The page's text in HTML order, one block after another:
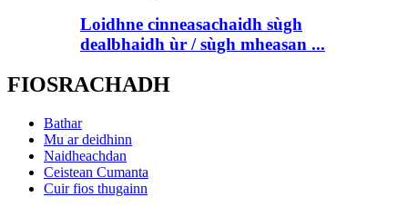
Loidhne cinneasachaidh sùgh
dealbhaidh ùr / sùgh mheasan ...
FIOSRACHADH
Bathar
Mu ar deidhinn
Naidheachdan
Ceistean Cumanta
Cuir fios thugainn